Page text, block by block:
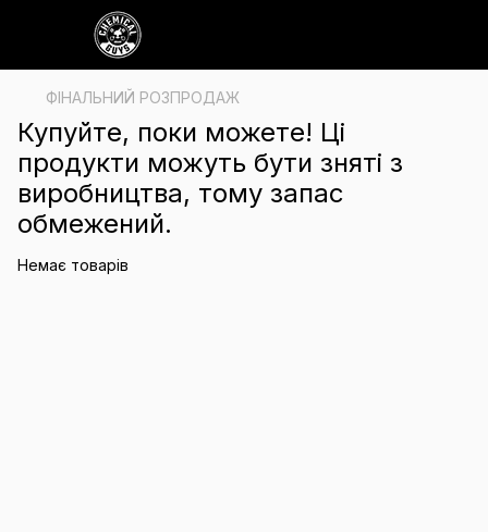
ФІНАЛЬНИЙ РОЗПРОДАЖ
Купуйте, поки можете! Ці
продукти можуть бути зняті з
виробництва, тому запас
обмежений.
Немає товарів